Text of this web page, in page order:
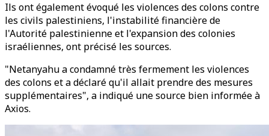
Ils ont également évoqué les violences des colons contre
les civils palestiniens, l'instabilité financière de
l'Autorité palestinienne et l'expansion des colonies
israéliennes, ont précisé les sources.
"Netanyahu a condamné très fermement les violences
des colons et a déclaré qu'il allait prendre des mesures
supplémentaires", a indiqué une source bien informée à
Axios.